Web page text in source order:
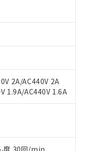
2A/AC440V 2A
1.9A/AC440V 1.6A
度 30回/min
たはお客様担当のオムロ
トワーク
」をご確認くだ
三者に漏洩または開示し
ただくには、I-Webメン
、ポリ臭化ジフェニルエーテル
を確認しています。
があります。
ることを示します。
、 BBP(フタル酸ブチルベンジル)
を示します。
、環境に深刻な影響を
。
の輸出許可(または役務取
および3の内容を当該第
輸出するおそれがある場
引先、またはお客様担当
ない機種